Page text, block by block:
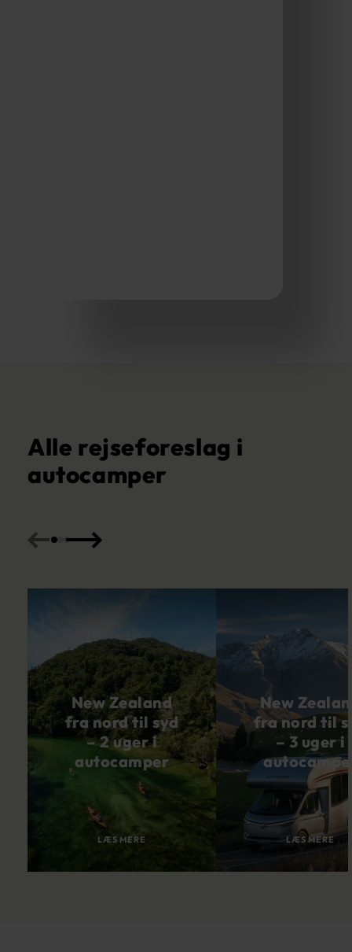
Alle rejseforeslag i
autocamper
New Zealand
fra nord til syd
– 2 uger i
autocamper
LÆS MERE
New
fra nord til
– 3 uger i
LÆS MERE